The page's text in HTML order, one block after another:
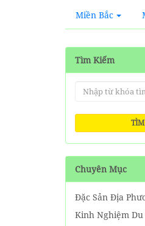
Miền Bắc
Tìm Kiếm
Chuyên Mục
Đặc Sản Địa
Kinh Nghiệm